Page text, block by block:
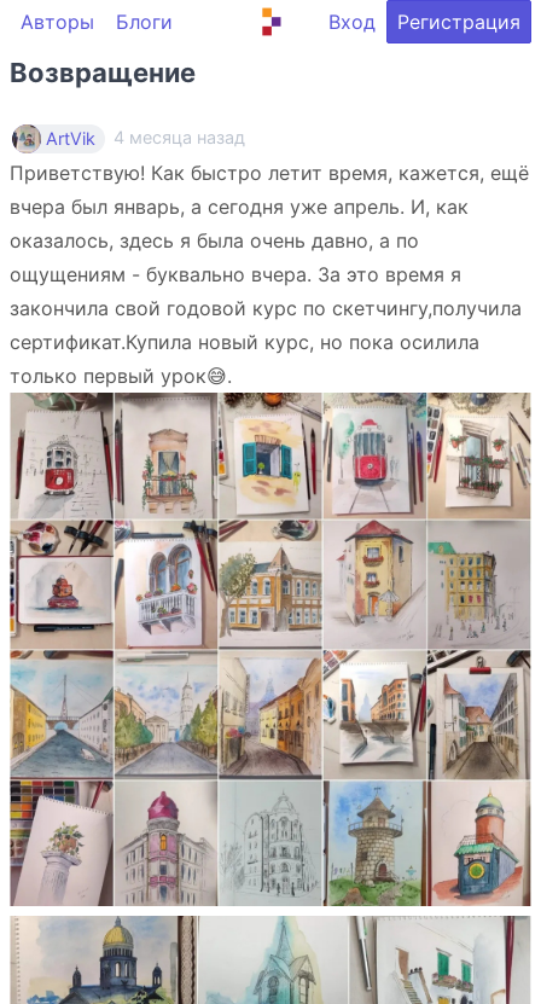
Авторы Блоги Вход Регистрация
Возвращение
ArtVik 4 месяца назад
Приветствую! Как быстро летит время, кажется, ещё
вчера был январь, а сегодня уже апрель. И, как
оказалось, здесь я была очень давно, а по
ощущениям - буквально вчера. За это время я
закончила свой годовой курс по скетчингу,получила
сертификат.Купила новый курс, но пока осилила
только первый урок😅.